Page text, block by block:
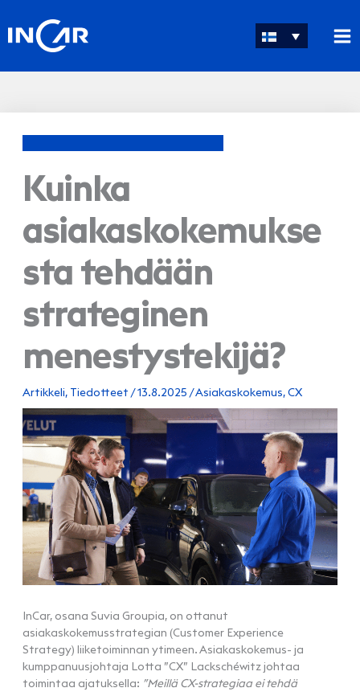
sisältöön
Kuinka
asiakaskokemukse
sta tehdään
strateginen
menestystekijä?
Artikkeli, Tiedotteet /13.8.2025 /Asiakaskokemus,CX
InCar, osana Suvia Groupia, on ottanut
asiakaskokemusstrategian (Customer Experience
Strategy) liiketoiminnan ytimeen. Asiakaskokemus- ja
kumppanuusjohtaja Lotta ”CX” Lackschéwitz johtaa
toimintaa ajatuksella: ”Meillä CX-strategiaa ei tehdä